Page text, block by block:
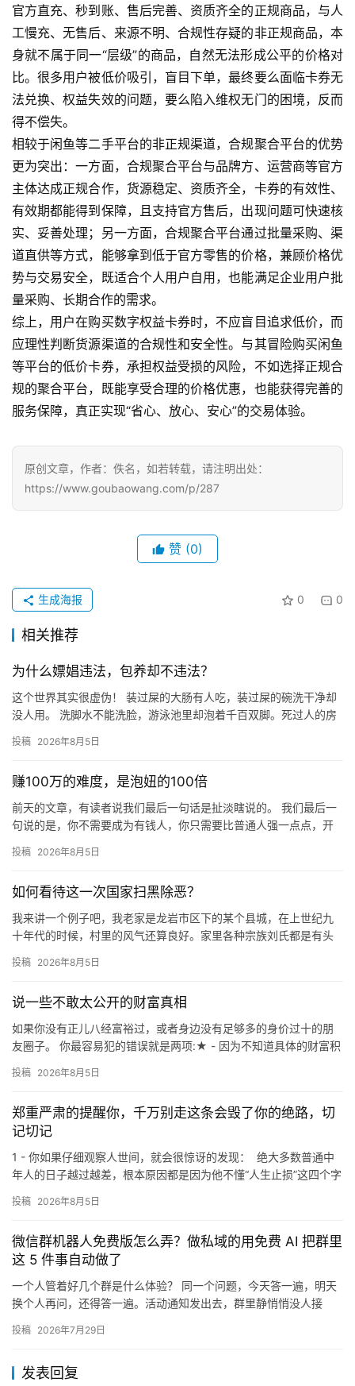
官方直充、秒到账、售后完善、资质齐全的正规商品，与人
工慢充、无售后、来源不明、合规性存疑的非正规商品，本
身就不属于同一“层级”的商品，自然无法形成公平的价格对
比。很多用户被低价吸引，盲目下单，最终要么面临卡券无
法兑换、权益失效的问题，要么陷入维权无门的困境，反而
得不偿失。
相较于闲鱼等二手平台的非正规渠道，合规聚合平台的优势
更为突出：一方面，合规聚合平台与品牌方、运营商等官方
主体达成正规合作，货源稳定、资质齐全，卡券的有效性、
有效期都能得到保障，且支持官方售后，出现问题可快速核
实、妥善处理；另一方面，合规聚合平台通过批量采购、渠
道直供等方式，能够拿到低于官方零售的价格，兼顾价格优
势与交易安全，既适合个人用户自用，也能满足企业用户批
量采购、长期合作的需求。
综上，用户在购买数字权益卡券时，不应盲目追求低价，而
应理性判断货源渠道的合规性和安全性。与其冒险购买闲鱼
等平台的低价卡券，承担权益受损的风险，不如选择正规合
规的聚合平台，既能享受合理的价格优惠，也能获得完善的
服务保障，真正实现“省心、放心、安心”的交易体验。
原创文章，作者：佚名，如若转载，请注明出处：
https://www.goubaowang.com/p/287
赞 (0)
0 0
生成海报
相关推荐
为什么嫖娼违法，包养却不违法？
这个世界其实很虚伪！ 装过屎的大肠有人吃，装过屎的碗洗干净却
没人用。 洗脚水不能洗脸，游泳池里却泡着千百双脚。死过人的房
被…
投稿 2026年8月5日
赚100万的难度，是泡妞的100倍
前天的文章，有读者说我们最后一句话是扯淡瞎说的。 我们最后一
句说的是，你不需要成为有钱人，你只需要比普通人强一点点，开
1…
投稿 2026年8月5日
如何看待这一次国家扫黑除恶？
我来讲一个例子吧，我老家是龙岩市区下的某个县城，在上世纪九
十年代的时候，村里的风气还算良好。家里各种宗族刘氏都是有头
会的成…
投稿 2026年8月5日
说一些不敢太公开的财富真相
如果你没有正儿八经富裕过，或者身边没有足够多的身价过十的朋
友圈子。 你最容易犯的错误就是两项:★ - 因为不知道具体的财富积
投稿 2026年8月5日
郑重严肃的提醒你，千万别走这条会毁了你的绝路，切
记切记
1 - 你如果仔细观察人世间，就会很惊讶的发现： 绝大多数普通中
年人的日子越过越差，根本原因都是因为他不懂“人生止损”这四个字
投稿 2026年8月5日
微信群机器人免费版怎么弄？做私域的用免费 AI 把群里
这 5 件事自动做了
一个人管着好几个群是什么体验？ 同一个问题，今天答一遍，明天
换个人再问，还得答一遍。活动通知发出去，群里静悄悄没人接
回…
投稿 2026年7月29日
发表回复